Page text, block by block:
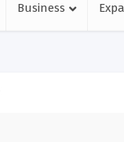
Business